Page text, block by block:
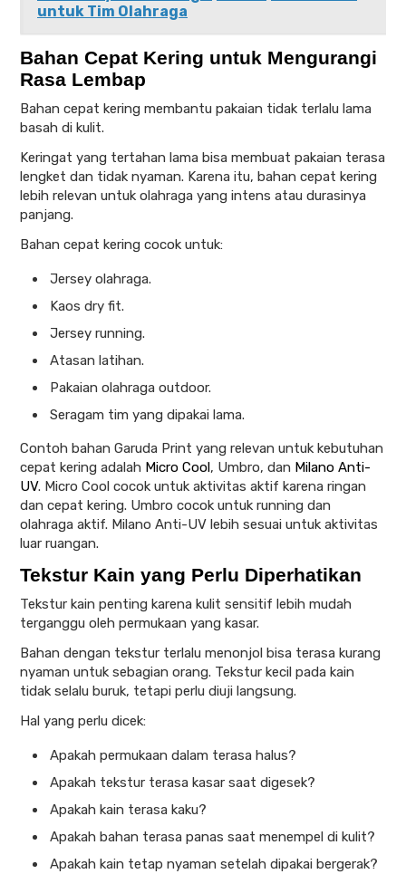
untuk Tim Olahraga
Bahan Cepat Kering untuk Mengurangi
Rasa Lembap
Bahan cepat kering membantu pakaian tidak terlalu lama
basah di kulit.
Keringat yang tertahan lama bisa membuat pakaian terasa
lengket dan tidak nyaman. Karena itu, bahan cepat kering
lebih relevan untuk olahraga yang intens atau durasinya
panjang.
Bahan cepat kering cocok untuk:
Jersey olahraga.
Kaos dry fit.
Jersey running.
Atasan latihan.
Pakaian olahraga outdoor.
Seragam tim yang dipakai lama.
Contoh bahan Garuda Print yang relevan untuk kebutuhan
cepat kering adalah Micro Cool, Umbro, dan Milano Anti-
UV. Micro Cool cocok untuk aktivitas aktif karena ringan
dan cepat kering. Umbro cocok untuk running dan
olahraga aktif. Milano Anti-UV lebih sesuai untuk aktivitas
luar ruangan.
Tekstur Kain yang Perlu Diperhatikan
Tekstur kain penting karena kulit sensitif lebih mudah
terganggu oleh permukaan yang kasar.
Bahan dengan tekstur terlalu menonjol bisa terasa kurang
nyaman untuk sebagian orang. Tekstur kecil pada kain
tidak selalu buruk, tetapi perlu diuji langsung.
Hal yang perlu dicek:
Apakah permukaan dalam terasa halus?
Apakah tekstur terasa kasar saat digesek?
Apakah kain terasa kaku?
Apakah bahan terasa panas saat menempel di kulit?
Apakah kain tetap nyaman setelah dipakai bergerak?